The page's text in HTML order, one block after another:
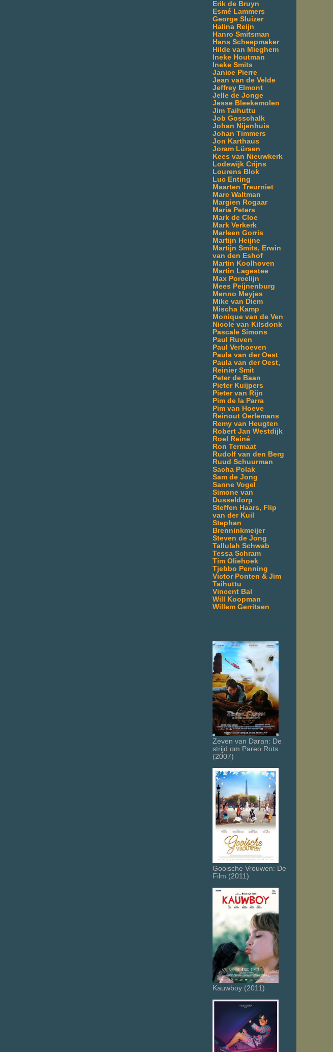
Erik de Bruyn
Esmé Lammers
George Sluizer
Halina Reijn
Hanro Smitsman
Hans Scheepmaker
Hilde van Mieghem
Ineke Houtman
Ineke Smits
Janice Pierre
Jean van de Velde
Jeffrey Elmont
Jelle de Jonge
Jesse Bleekemolen
Jim Taihuttu
Job Gosschalk
Johan Nijenhuis
Johan Timmers
Jon Karthaus
Joram Lürsen
Kees van Nieuwkerk
Lodewijk Crijns
Lourens Blok
Luc Enting
Maarten Treurniet
Marc Waltman
Margien Rogaar
Maria Peters
Mark de Cloe
Mark Verkerk
Marleen Gorris
Martijn Heijne
Martijn Smits, Erwin
van den Eshof
Martin Koolhoven
Martin Lagestee
Max Porcelijn
Mees Peijnenburg
Menno Meyjes
Mike van Diem
Mischa Kamp
Monique van de Ven
Nicole van Kilsdonk
Pascale Simons
Paul Ruven
Paul Verhoeven
Paula van der Oest
Paula van der Oest,
Reinier Smit
Peter de Baan
Pieter Kuijpers
Pieter van Rijn
Pim de la Parra
Pim van Hoeve
Reinout Oerlemans
Remy van Heugten
Robert Jan Westdijk
Roel Reiné
Ron Termaat
Rudolf van den Berg
Ruud Schuurman
Sacha Polak
Sam de Jong
Sanne Vogel
Simone van
Dusseldorp
Steffen Haars, Flip
van der Kuil
Stephan
Brenninkmeijer
Steven de Jong
Tallulah Schwab
Tessa Schram
Tim Oliehoek
Tjebbo Penning
Victor Ponten & Jim
Taihuttu
Vincent Bal
Will Koopman
Willem Gerritsen
Zeven van Daran: De
strijd om Pareo Rots
(2007)
Gooische Vrouwen: De
Film (2011)
Kauwboy (2011)